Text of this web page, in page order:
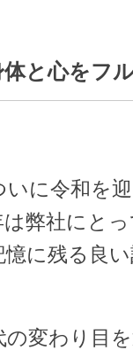
と心をフ
に令和を
弊社にと
に残る良
変わり目